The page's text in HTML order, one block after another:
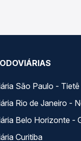
São Paulo - Tietê
Rio de Janeiro -
Belo Horizonte -
Curitiba